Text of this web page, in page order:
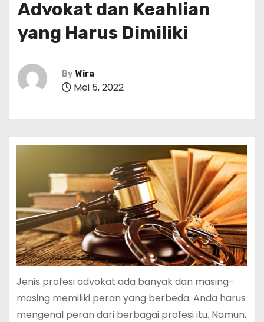
Advokat dan Keahlian
yang Harus Dimiliki
By Wira
Mei 5, 2022
Jenis profesi advokat ada banyak dan masing-
masing memiliki peran yang berbeda. Anda harus
mengenal peran dari berbagai profesi itu. Namun,